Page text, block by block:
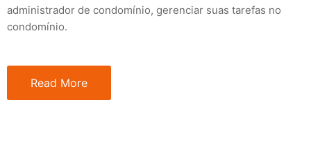
administrador de condomínio, gerenciar suas tarefas no
condomínio.
Read More